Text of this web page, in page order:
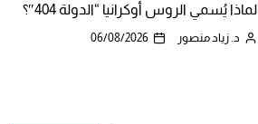
لماذا يُسمي الروس أوكرانيا “الدولة 404″؟
د. زياد منصور 06/08/2026